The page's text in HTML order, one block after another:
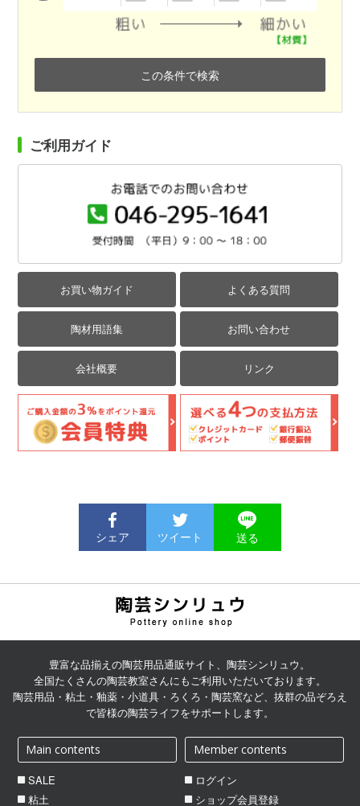
この条件で検索
ご利用ガイド
お買い物ガイド よくある質問
陶材用語集 お問い合わせ
会社概要 リンク
シェア ツイート 送る
豊富な品揃えの陶芸用品通販サイト、陶芸シンリュウ。
全国たくさんの陶芸教室さんにもご利用いただいております。
陶芸用品・粘土・釉薬・小道具・ろくろ・陶芸窯など、抜群の品ぞろえ
で皆様の陶芸ライフをサポートします。
Main contents
SALE
粘土
Member contents
ログイン
ショップ会員登録